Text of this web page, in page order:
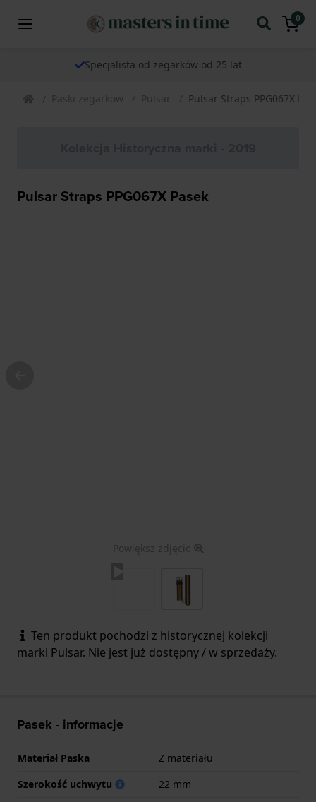
0
Specjalista od zegarków od 25 lat
Paski zegarkow Pulsar Pulsar Straps PPG067X
Pulsar Straps PPG067X Pasek
Powiększ zdjęcie
Ten produkt pochodzi z historycznej kolekcji
marki Pulsar. Nie jest już dostępny / w sprzedaży.
Pasek - informacje
Materiał Paska
Z materiału
Szerokość uchwytu
22 mm